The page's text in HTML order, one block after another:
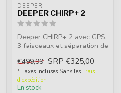
DEEPER
DEEPER CHIRP+ 2
Deeper CHIRP+ 2 avec GPS,
3 faisceaux et séparation de
€499,99 SRP €325,00
* Taxes incluses Sans les Frais
d'expédition
En stock